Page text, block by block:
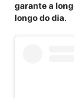
garante a
longo do dia.